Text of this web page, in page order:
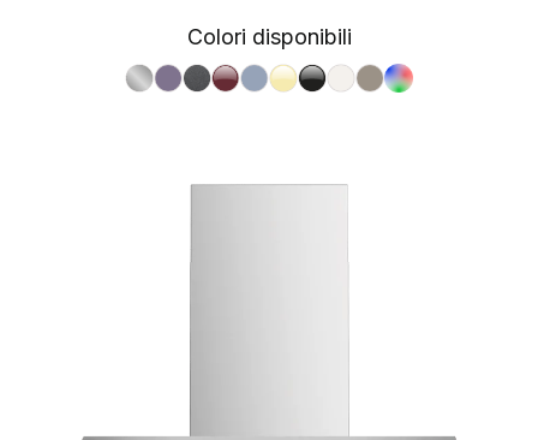
Colori disponibili
S.Steel SS
Ametista AA
Antracite AN
Bordeaux BR
Celeste CE
Crema CR
Nero BA
Nuvola NA
Sabbia SA
RAL